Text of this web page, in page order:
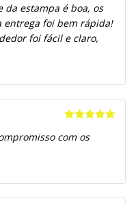
de 5
da estampa é boa, os
entrega foi bem rápida!
foi fácil e claro,
de 5
com os